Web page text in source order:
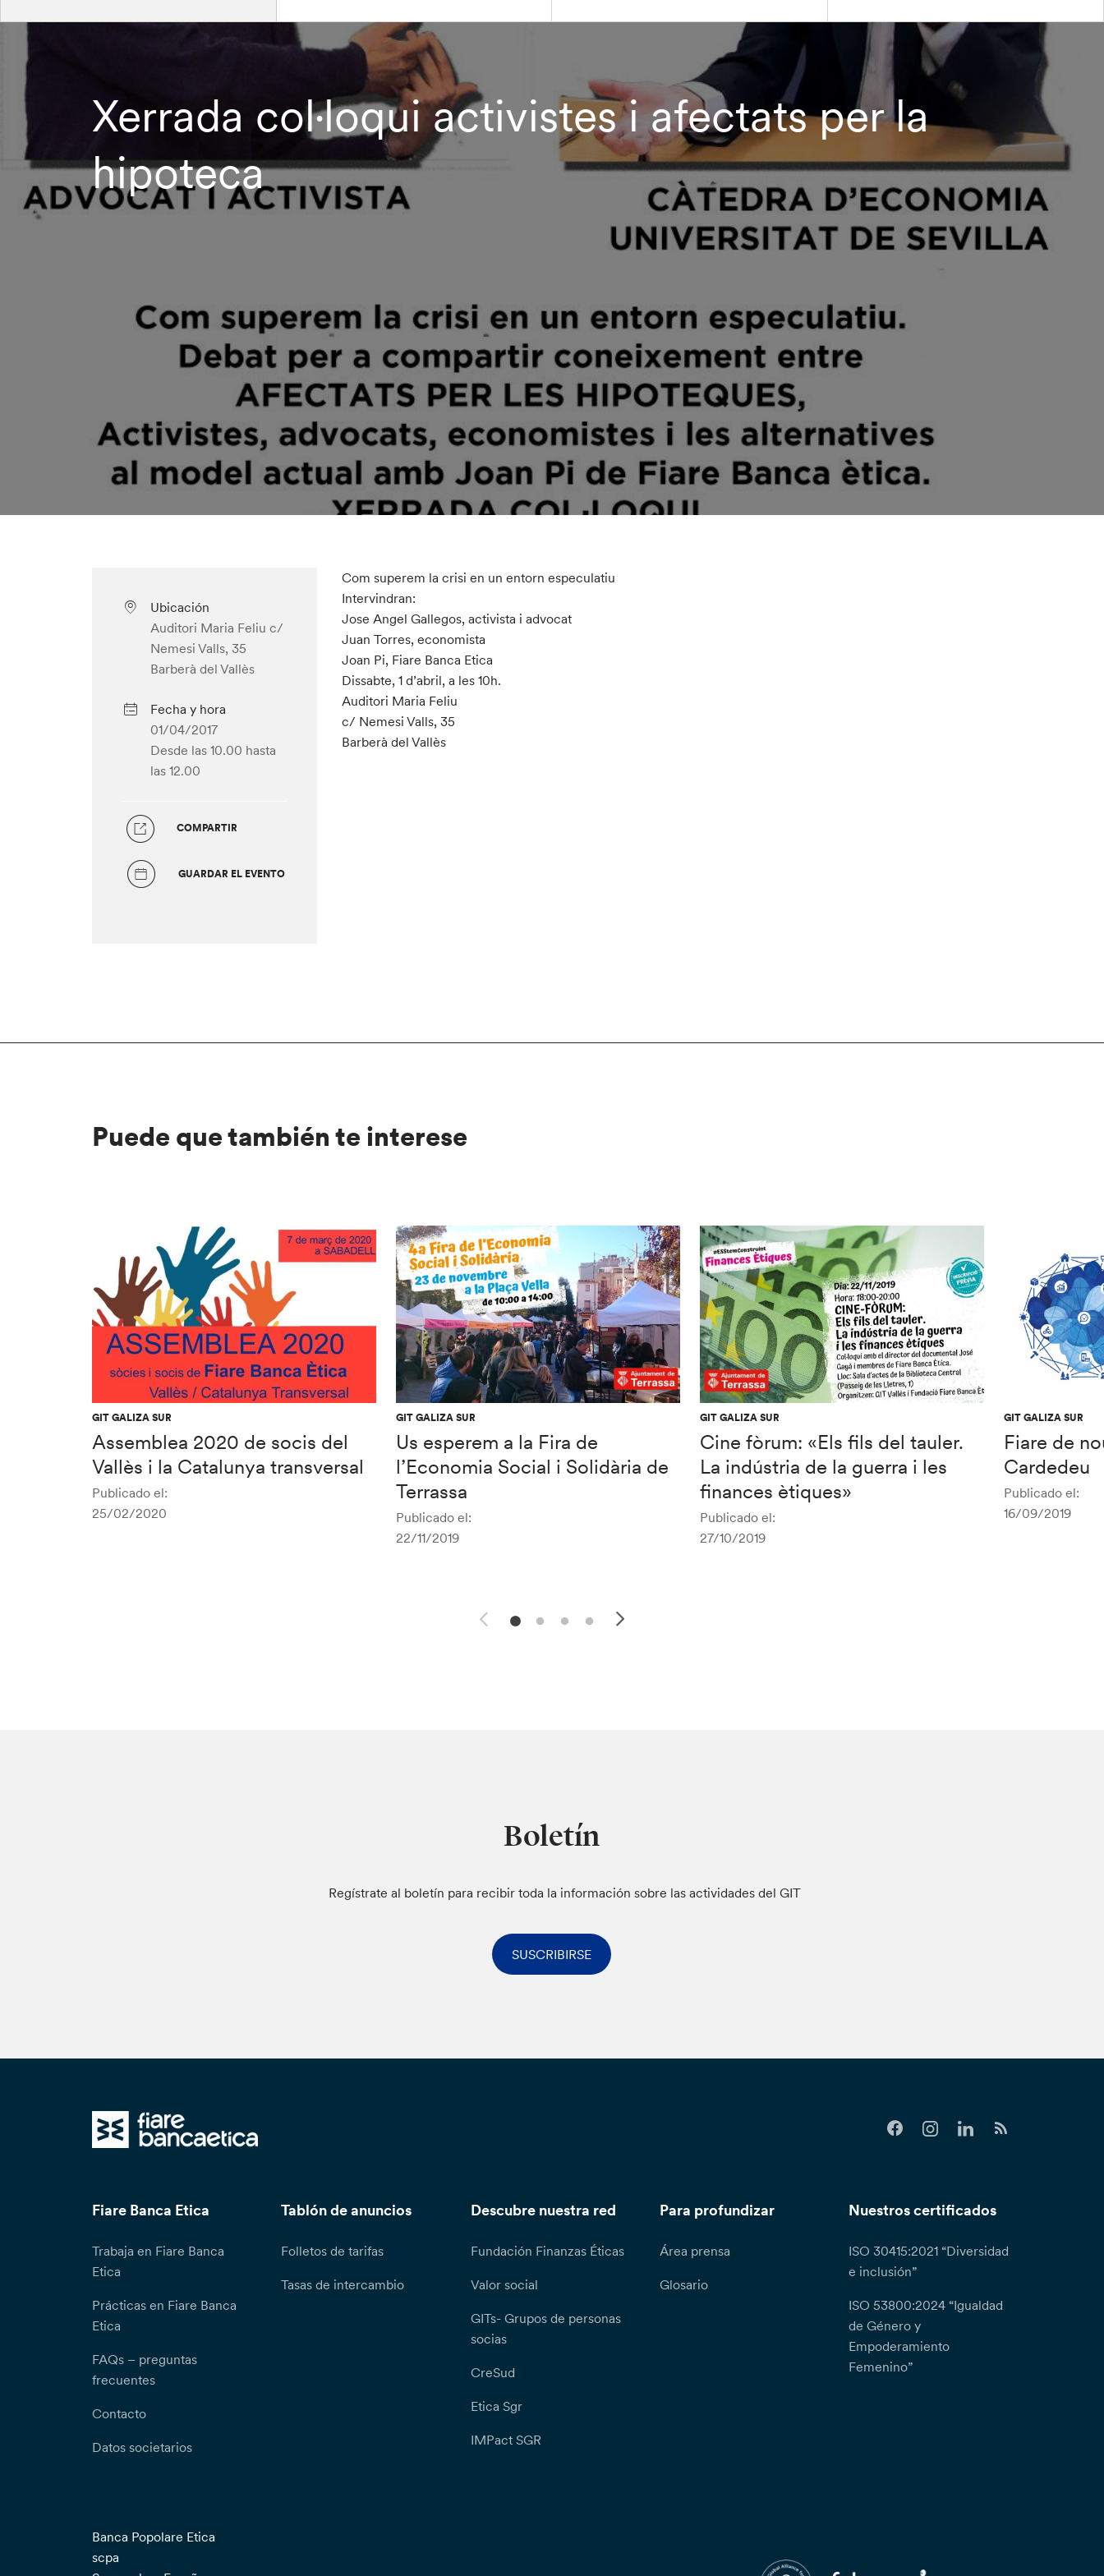
Xerrada col·loqui activistes i afectats per la
hipoteca
Ubicación
Auditori Maria Feliu c/
Nemesi Valls, 35
Barberà del Vallès
Fecha y hora
01/04/2017
Desde las 10.00 hasta
las 12.00
COMPARTIR
GUARDAR EL EVENTO
Com superem la crisi en un entorn especulatiu
Intervindran:
Jose Angel Gallegos, activista i advocat
Juan Torres, economista
Joan Pi, Fiare Banca Etica
Dissabte, 1 d’abril, a les 10h.
Auditori Maria Feliu
c/ Nemesi Valls, 35
Barberà del Vallès
Puede que también te interese
GIT GALIZA SUR
Assemblea 2020 de socis del
Vallès i la Catalunya transversal
Publicado el:
25/02/2020
GIT GALIZA SUR
Us esperem a la Fira de
l’Economia Social i Solidària de
Terrassa
Publicado el:
22/11/2019
GIT GALIZA SUR
Cine fòrum: «Els fils del tauler.
La indústria de la guerra i les
finances ètiques»
Publicado el:
27/10/2019
GIT GALIZA SUR
Fiare de
Cardedeu
Publicado el:
16/09/2019
Boletín
Regístrate al boletín para recibir toda la información sobre las actividades del GIT
SUSCRIBIRSE
Fiare Banca Etica
Trabaja en Fiare Banca
Etica
Prácticas en Fiare Banca
Etica
FAQs – preguntas
frecuentes
Contacto
Datos societarios
Tablón de anuncios
Folletos de tarifas
Tasas de intercambio
Descubre nuestra red
Fundación Finanzas Éticas
Valor social
GITs- Grupos de personas
socias
CreSud
Etica Sgr
IMPact SGR
Para profundizar
Área prensa
Glosario
Nuestros certificados
ISO 30415:2021 “Diversidad
e inclusión”
ISO 53800:2024 “Igualdad
de Género y
Empoderamiento
Femenino”
Banca Popolare Etica
scpa